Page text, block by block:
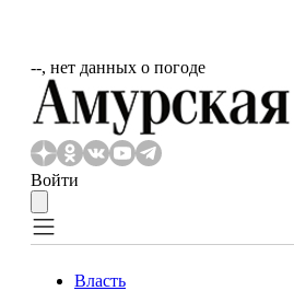
‐‐, нет данных о погоде
Войти
Власть